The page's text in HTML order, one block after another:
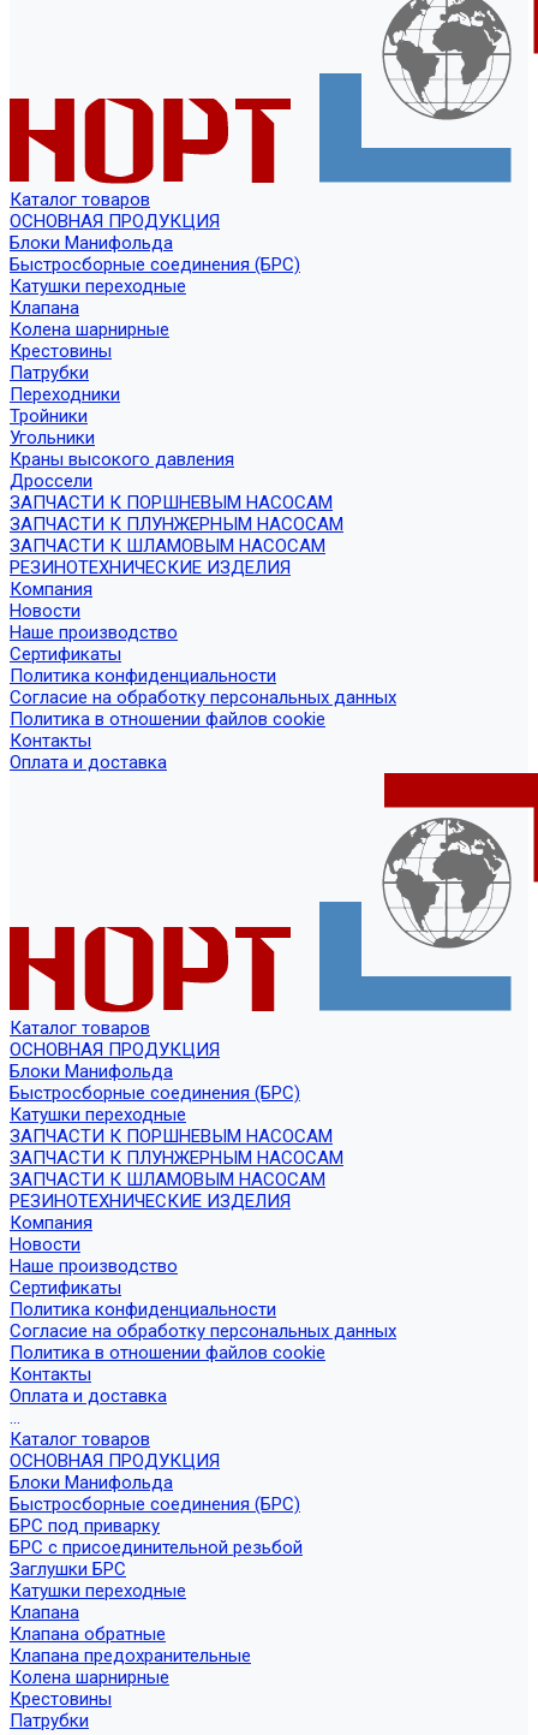
Каталог товаров
ОСНОВНАЯ ПРОДУКЦИЯ
Блоки Манифольда
Быстросборные соединения (БРС)
Катушки переходные
Клапана
Колена шарнирные
Крестовины
Патрубки
Переходники
Тройники
Угольники
Краны высокого давления
Дроссели
ЗАПЧАСТИ К ПОРШНЕВЫМ НАСОСАМ
ЗАПЧАСТИ К ПЛУНЖЕРНЫМ НАСОСАМ
ЗАПЧАСТИ К ШЛАМОВЫМ НАСОСАМ
РЕЗИНОТЕХНИЧЕСКИЕ ИЗДЕЛИЯ
Компания
Новости
Наше производство
Сертификаты
Политика конфиденциальности
Согласие на обработку персональных данных
Политика в отношении файлов cookie
Контакты
Оплата и доставка
Каталог товаров
ОСНОВНАЯ ПРОДУКЦИЯ
Блоки Манифольда
Быстросборные соединения (БРС)
Катушки переходные
ЗАПЧАСТИ К ПОРШНЕВЫМ НАСОСАМ
ЗАПЧАСТИ К ПЛУНЖЕРНЫМ НАСОСАМ
ЗАПЧАСТИ К ШЛАМОВЫМ НАСОСАМ
РЕЗИНОТЕХНИЧЕСКИЕ ИЗДЕЛИЯ
Компания
Новости
Наше производство
Сертификаты
Политика конфиденциальности
Согласие на обработку персональных данных
Политика в отношении файлов cookie
Контакты
Оплата и доставка
...
Каталог товаров
ОСНОВНАЯ ПРОДУКЦИЯ
Блоки Манифольда
Быстросборные соединения (БРС)
БРС под приварку
БРС с присоединительной резьбой
Заглушки БРС
Катушки переходные
Клапана
Клапана обратные
Клапана предохранительные
Колена шарнирные
Крестовины
Патрубки